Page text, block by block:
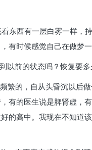
东西有一层白雾一样，
有时候感觉自己在做梦一
以前的状态吗？恢复要多
繁的，自从头昏沉以后
有的医生说是脾肾虚，
的高中。我现在不知道